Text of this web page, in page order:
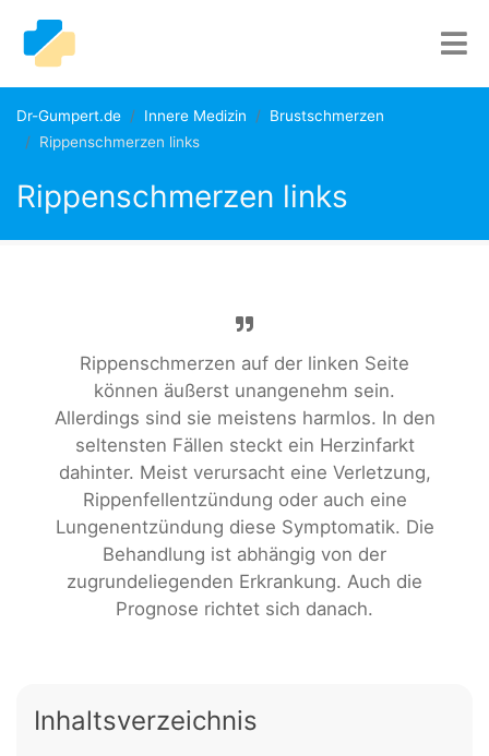
Dr-Gumpert.de Innere Medizin
Brustschmerzen
Rippenschmerzen links
Rippenschmerzen links
Rippenschmerzen auf der linken Seite
können äußerst unangenehm sein.
Allerdings sind sie meistens harmlos. In den
seltensten Fällen steckt ein Herzinfarkt
dahinter. Meist verursacht eine Verletzung,
Rippenfellentzündung oder auch eine
Lungenentzündung diese Symptomatik. Die
Behandlung ist abhängig von der
zugrundeliegenden Erkrankung. Auch die
Prognose richtet sich danach.
Inhaltsverzeichnis